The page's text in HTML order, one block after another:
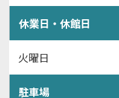
休業日・休館日
火曜日
駐車場